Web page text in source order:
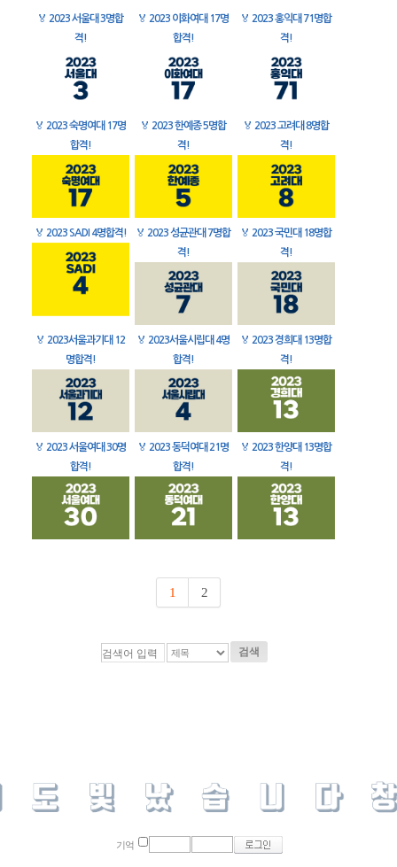
🏅 2023 서울대 3명합
격!
🏅 2023 이화여대 17명
합격!
🏅 2023 홍익대 71명합
격!
🏅 2023 숙명여대 17명
합격!
🏅 2023 한예종 5명합
격!
🏅 2023 고려대 8명합
격!
🏅 2023 SADI 4명합격! 🏅 2023 성균관대 7명합
격!
🏅 2023 국민대 18명합
격!
🏅 2023서울과기대 12
명합격!
🏅 2023서울시립대 4명
합격!
🏅 2023 경희대 13명합
격!
🏅 2023 서울여대 30명
합격!
🏅 2023 동덕여대 21명
합격!
🏅 2023 한양대 13명합
격!
1 2
검색
기억